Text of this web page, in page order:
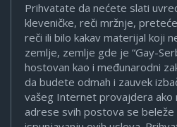
Prihvatate da nećete slati
kleveničke, reči mržnje,
reči ili bilo kakav materijal koji
zemlje, zemlje gde je “Gay-
hostovan kao i međunarodni
da budete odmah i zauvek
vašeg Internet provajdera ako
adrese svih postova se beleže